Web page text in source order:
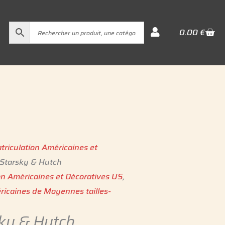
0.00€Cart
Américaines et
& Hutch
Américaines et Décoratives US,
de Moyennes tailles-